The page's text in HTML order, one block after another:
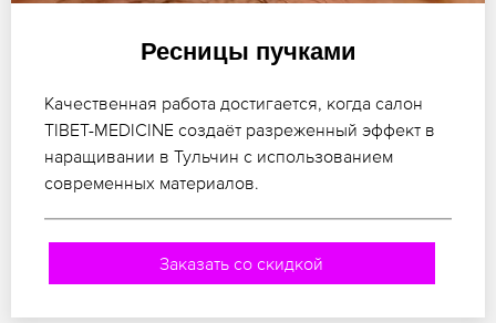
Ресницы пучками
Качественная работа достигается, когда салон
TIBET-MEDICINE создаёт разреженный эффект в
наращивании в Тульчин с использованием
современных материалов.
Заказать со скидкой